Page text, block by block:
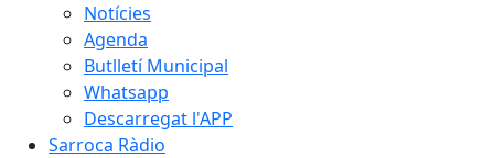
Notícies
Agenda
Butlletí Municipal
Whatsapp
Descarregat l'APP
Sarroca Ràdio